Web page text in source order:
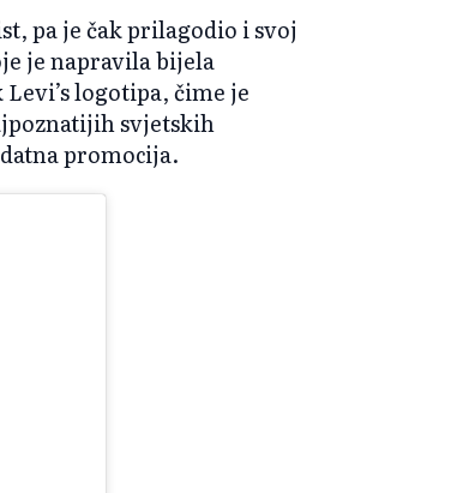
pa je čak prilagodio i svoj
je napravila bijela
logotipa, čime je
svjetskih
promocija.